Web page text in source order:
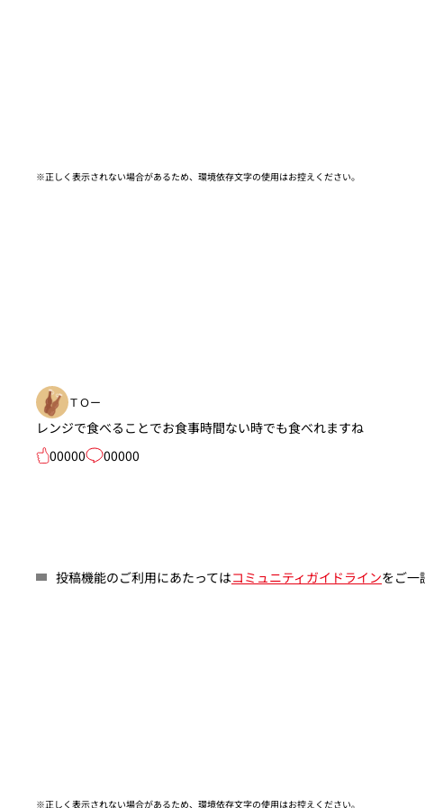
※正しく表示されない場合があるため、環境依存文字の使用はお控えください。​
ＴＯー
レンジで食べることでお食事時間ない時でも食べれますね
00000
00000
投稿機能のご利用にあたってはコミュニティガイドラインをご一
※正しく表示されない場合があるため、環境依存文字の使用はお控えください。​